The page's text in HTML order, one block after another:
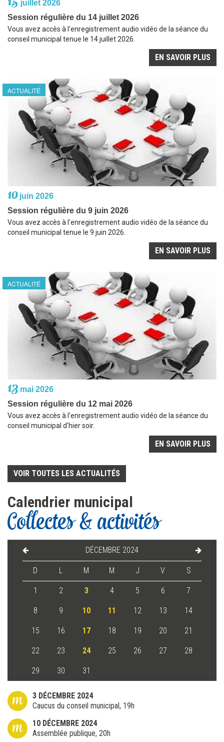
juillet 2026
Session régulière du 14 juillet 2026
Vous avez accès à l'enregistrement audio vidéo de la séance du
conseil municipal tenue le 14 juillet 2026.
EN SAVOIR PLUS
ACTUALITÉ
10juin 2026
Session régulière du 9 juin 2026
Vous avez accès à l'enregistrement audio vidéo de la séance du
conseil municipal tenue le 9 juin 2026.
EN SAVOIR PLUS
ACTUALITÉ
13 mai 2026
Session régulière du 12 mai 2026
Vous avez accès à l'enregistrement audio vidéo de la séance du
conseil municipal d'hier soir.
EN SAVOIR PLUS
VOIR TOUTES LES ACTUALITÉS
Calendrier municipal
Collectes & activités
DÉCEMBRE 2024
D L M M J V S
1 2 3 4 5 6 7
8 9 10 11 12 13 14
15 16 17 18 19 20 21
22 23 24 25 26 27 28
29 30 31
m
3 DÉCEMBRE 2024
Caucus du conseil municipal, 19h
m
10 DÉCEMBRE 2024
Assemblée publique, 20h